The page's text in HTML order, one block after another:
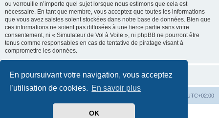
En poursuivant votre navigation, vous acceptez
l’utilisation de cookies. En savoir plus
OK
ou verrouille n’importe quel sujet lorsque nous estimons que cela est
nécessaire. En tant que membre, vous acceptez que toutes les informations
que vous avez saisies soient stockées dans notre base de données. Bien que
ces informations ne soient pas diffusées à une tierce partie sans votre
consentement, ni « Simulateur de Vol à Voile », ni phpBB ne pourront être
tenus comme responsables en cas de tentative de piratage visant à
compromettre les données.
UTC+02:00
phpBB ® Forum Software © phpBB Limited